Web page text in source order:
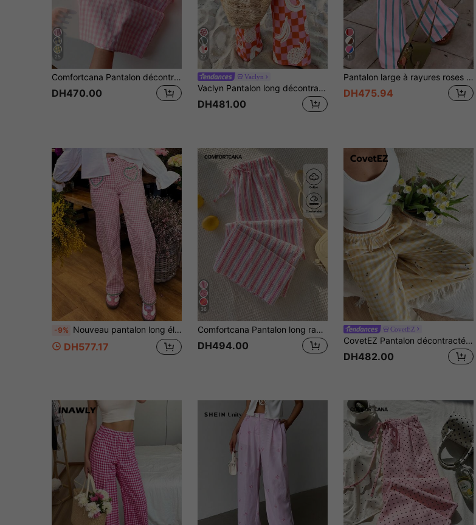
25
Comfortcana Pantalon décontracté à carreaux contrastés pour femmes
DH470.00
27
Vaclyn
Vaclyn Pantalon long décontracté style vacances pour femmes avec taille élastique, imprimé carreaux et fruits
DH481.00
11
Pantalon large à rayures roses pour femmes en été, pantalon de plage décontracté et ample à taille haute, pantalon long droit à rayures verticales roses de style bohème
DH475.94
-9% Nouveau pantalon long élégant à carreaux avec ourlet à volants pour femmes, design polyvalent décontracté pour la maison, toutes saisons, poche en forme de cœur de couleur contrastée, rose
DH577.17
36
Comfortcana Pantalon long rayé rose pour femmes, vacances d'été
DH494.00
CovetEZ
CovetEZ Pantalon décontracté pour femmes à carreaux jaunes et fleurs mignons, pour l'été
DH482.00